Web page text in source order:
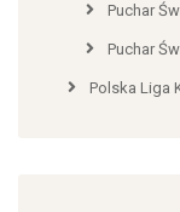
Puchar
Puchar
Polska Liga